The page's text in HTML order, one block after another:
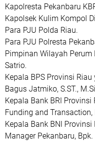
Kapolresta Pekanbaru
Kapolsek Kulim Kompol
Para PJU Polda Riau.
Para PJU Polresta
Pimpinan Wilayah Perum
Satrio.
Kepala BPS Provinsi
Bagus Jatmiko, S.ST.,
Kepala Bank BRI
Funding and Transaction,
Kepala Bank BNI
Manager Pekanbaru,